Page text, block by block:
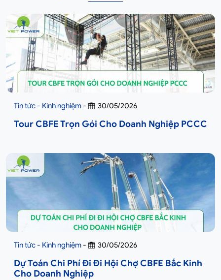
Tin tức - Kinh nghiệm - 30/05/2026
Tour CBFE Trọn Gói Cho Doanh Nghiệp PCCC
Tin tức - Kinh nghiệm - 30/05/2026
Dự Toán Chi Phí Đi Đi Hội Chợ CBFE Bắc Kinh
Cho Doanh Nghiệp